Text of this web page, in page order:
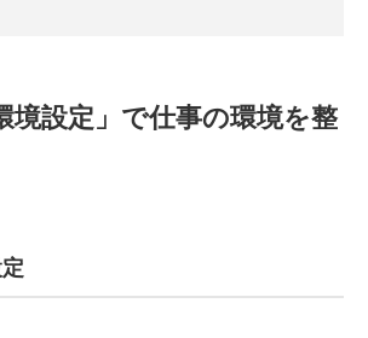
境設定」で仕事の環境を整